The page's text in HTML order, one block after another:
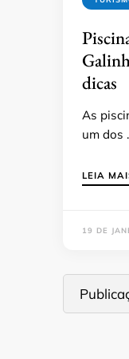
dicas
As
um dos
LEIA
19 DE
por